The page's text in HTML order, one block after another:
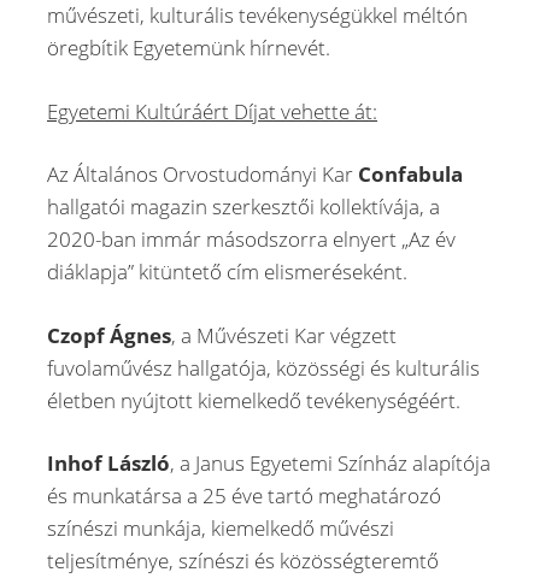
művészeti, kulturális tevékenységükkel méltón
öregbítik Egyetemünk hírnevét.
Egyetemi Kultúráért Díjat vehette át:
Az Általános Orvostudományi Kar Confabula
hallgatói magazin szerkesztői kollektívája, a
2020-ban immár másodszorra elnyert „Az év
diáklapja” kitüntető cím elismeréseként.
Czopf Ágnes, a Művészeti Kar végzett
fuvolaművész hallgatója, közösségi és kulturális
életben nyújtott kiemelkedő tevékenységéért.
Inhof László, a Janus Egyetemi Színház alapítója
és munkatársa a 25 éve tartó meghatározó
színészi munkája, kiemelkedő művészi
teljesítménye, színészi és közösségteremtő